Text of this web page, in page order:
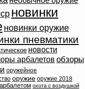
новинки
новинки оружие
пневматики
новости
арбалетов обзоры
оружейное
оружие оружие 2018
охота с воздушкой